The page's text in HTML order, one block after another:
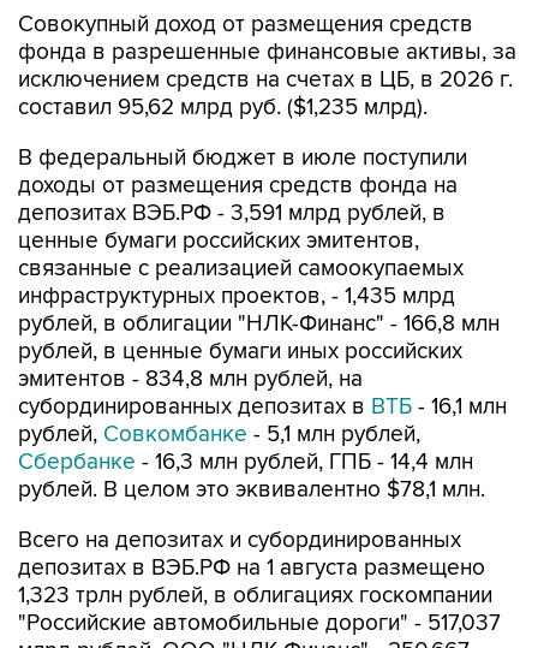
Совокупный доход от размещения средств
фонда в разрешенные финансовые активы, за
исключением средств на счетах в ЦБ, в 2026 г.
составил 95,62 млрд руб. ($1,235 млрд).
В федеральный бюджет в июле поступили
доходы от размещения средств фонда на
депозитах ВЭБ.РФ - 3,591 млрд рублей, в
ценные бумаги российских эмитентов,
связанные с реализацией самоокупаемых
инфраструктурных проектов, - 1,435 млрд
рублей, в облигации "НЛК-Финанс" - 166,8 млн
рублей, в ценные бумаги иных российских
эмитентов - 834,8 млн рублей, на
субординированных депозитах в ВТБ - 16,1 млн
рублей, Совкомбанке - 5,1 млн рублей,
Сбербанке - 16,3 млн рублей, ГПБ - 14,4 млн
рублей. В целом это эквивалентно $78,1 млн.
Всего на депозитах и субординированных
депозитах в ВЭБ.РФ на 1 августа размещено
1,323 трлн рублей, в облигациях госкомпании
"Российские автомобильные дороги" - 517,037